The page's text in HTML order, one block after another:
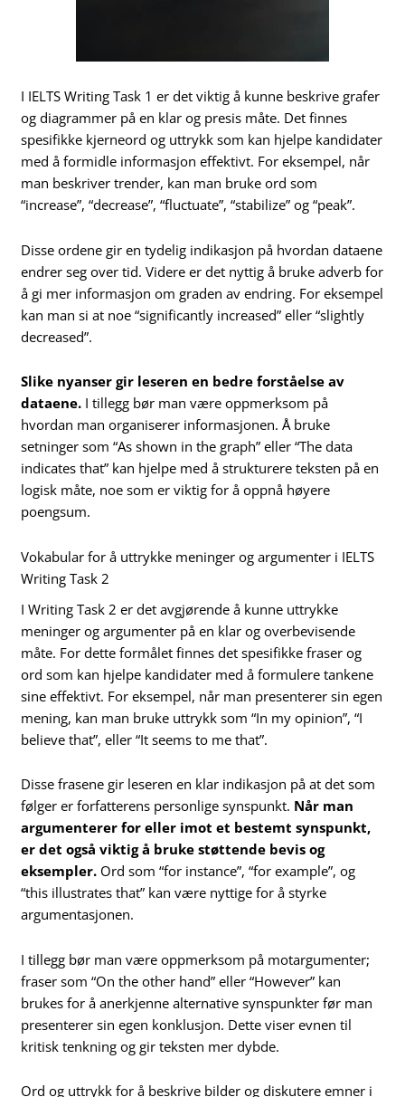
I IELTS Writing Task 1 er det viktig å kunne beskrive grafer
og diagrammer på en klar og presis måte. Det finnes
spesifikke kjerneord og uttrykk som kan hjelpe kandidater
med å formidle informasjon effektivt. For eksempel, når
man beskriver trender, kan man bruke ord som
“increase”, “decrease”, “fluctuate”, “stabilize” og “peak”.
Disse ordene gir en tydelig indikasjon på hvordan dataene
endrer seg over tid. Videre er det nyttig å bruke adverb for
å gi mer informasjon om graden av endring. For eksempel
kan man si at noe “significantly increased” eller “slightly
decreased”.
Slike nyanser gir leseren en bedre forståelse av
dataene. I tillegg bør man være oppmerksom på
hvordan man organiserer informasjonen. Å bruke
setninger som “As shown in the graph” eller “The data
indicates that” kan hjelpe med å strukturere teksten på en
logisk måte, noe som er viktig for å oppnå høyere
poengsum.
Vokabular for å uttrykke meninger og argumenter i IELTS
Writing Task 2
I Writing Task 2 er det avgjørende å kunne uttrykke
meninger og argumenter på en klar og overbevisende
måte. For dette formålet finnes det spesifikke fraser og
ord som kan hjelpe kandidater med å formulere tankene
sine effektivt. For eksempel, når man presenterer sin egen
mening, kan man bruke uttrykk som “In my opinion”, “I
believe that”, eller “It seems to me that”.
Disse frasene gir leseren en klar indikasjon på at det som
følger er forfatterens personlige synspunkt. Når man
argumenterer for eller imot et bestemt synspunkt,
er det også viktig å bruke støttende bevis og
eksempler. Ord som “for instance”, “for example”, og
“this illustrates that” kan være nyttige for å styrke
argumentasjonen.
I tillegg bør man være oppmerksom på motargumenter;
fraser som “On the other hand” eller “However” kan
brukes for å anerkjenne alternative synspunkter før man
presenterer sin egen konklusjon. Dette viser evnen til
kritisk tenkning og gir teksten mer dybde.
Ord og uttrykk for å beskrive bilder og diskutere emner i